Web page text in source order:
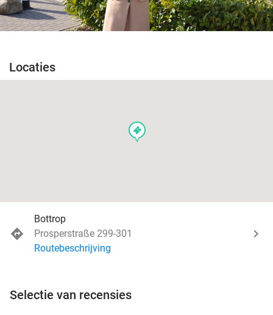
Locaties
events
Bottrop
Prosperstraße 299-301
Routebeschrijving
Selectie van recensies